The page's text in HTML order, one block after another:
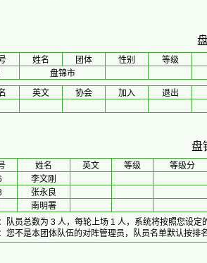
姓名 团体 性别
等级
盘锦市
英文 协会 加入 退出
盘
姓名 英文 等级
等级分
李文刚
张永良
南明署
队员总数为 3 人，每轮上场 1 人，系统将按照您设
您不是本团体队伍的对阵管理员，队员名单默认按